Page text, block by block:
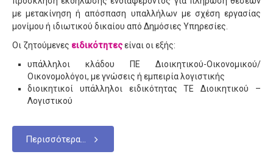
με μετακίνηση ή απόσπαση υπαλλήλων με σχέση εργασίας
μονίμου ή ιδιωτικού δικαίου από Δημόσιες Υπηρεσίες.
Οι ζητούμενες ειδικότητεςείναι οι εξής:
υπάλληλοι κλάδου ΠΕ Διοικητικού-Οικονομικού/
Οικονομολόγοι, με γνώσεις ή εμπειρία λογιστικής
διοικητικοί υπάλληλοι ειδικότητας ΤΕ Διοικητικού –
Λογιστικού
Περισσότερα...